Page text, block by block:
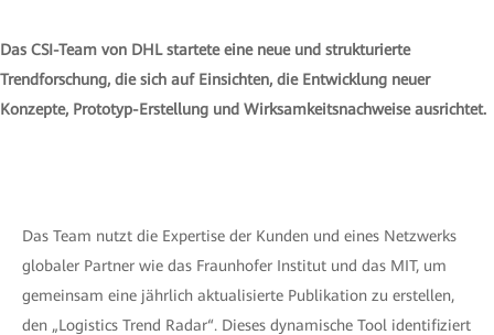
Das CSI-Team von DHL startete eine neue und strukturierte
Trendforschung, die sich auf Einsichten, die Entwicklung neuer
Konzepte, Prototyp-Erstellung und Wirksamkeitsnachweise ausrichtet.
Das Team nutzt die Expertise der Kunden und eines Netzwerks
globaler Partner wie das Fraunhofer Institut und das MIT, um
gemeinsam eine jährlich aktualisierte Publikation zu erstellen,
den „Logistics Trend Radar“. Dieses dynamische Tool identifiziert